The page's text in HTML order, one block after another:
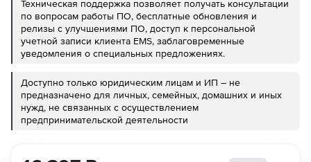
Техническая поддержка позволяет получать консультации
по вопросам работы ПО, бесплатные обновления и
релизы с улучшениями ПО, доступ к персональной
учетной записи клиента EMS, заблаговременные
уведомления о специальных предложениях.
Доступно только юридическим лицам и ИП – не
предназначено для личных, семейных, домашних и иных
нужд, не связанных с осуществлением
предпринимательской деятельности